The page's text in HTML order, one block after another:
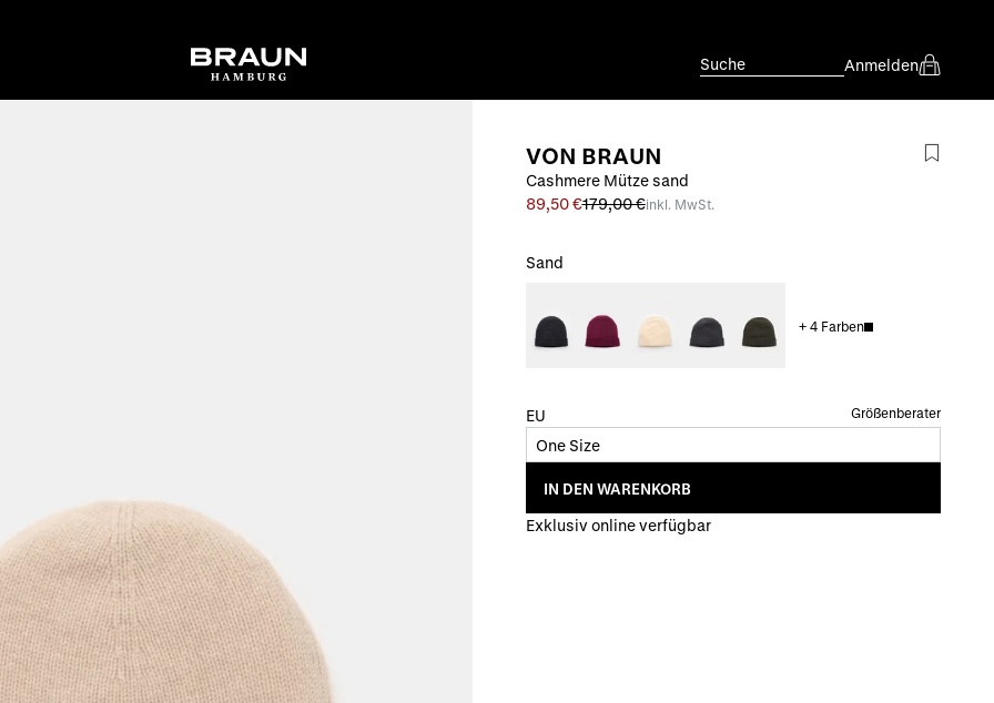
Suche Anmelden
VON BRAUN
Cashmere Mütze sand
89,50 €179,00 €inkl. MwSt.
Sand
+ 4 Farben
EU Größenberater
One Size
IN DEN WARENKORB
Exklusiv online verfügbar